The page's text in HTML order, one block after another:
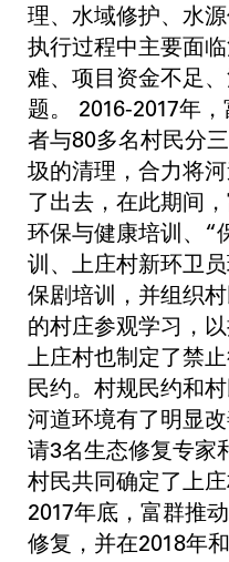
理、水域修护、水
执行过程中主要面
难、项目资金不足
题。 2016-2017年
者与80多名村民分
圾的清理，合力将
了出去，在此期间
环保与健康培训、“
训、上庄村新环卫
保剧培训，并组织
的村庄参观学习，
上庄村也制定了禁
民约。村规民约和
河道环境有了明显
请3名生态修复专家
村民共同确定了上
2017年底，富群推
修复，并在2018年